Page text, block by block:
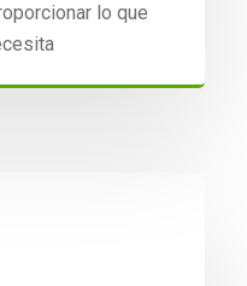
lo que